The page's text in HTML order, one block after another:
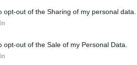
opt-out of the Sharing of my personal data.
opt-out of the Sale of my Personal Data.